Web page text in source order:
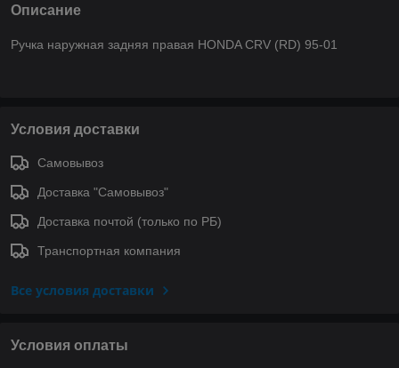
Описание
Ручка наружная задняя правая HONDA CRV (RD) 95-01
Условия доставки
Самовывоз
Доставка "Самовывоз"
Доставка почтой (только по РБ)
Транспортная компания
Все условия доставки
Условия оплаты